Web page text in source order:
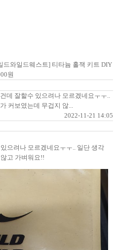
드와일드웨스트] 티타늄 홀잭 키트 DIY
원
데 잘할수 있으려나 모르겠네요ㅜㅜ..
커보였는데 무겁지 않...
2022-11-21 14:05
으려나 모르겠네요ㅜㅜ.. 일단 생각
고 가벼워요!!